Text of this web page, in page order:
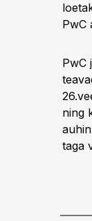
PwC
PwC
ning
taga